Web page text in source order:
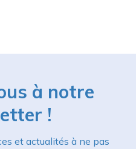
à notre
!
et actualités à ne pas